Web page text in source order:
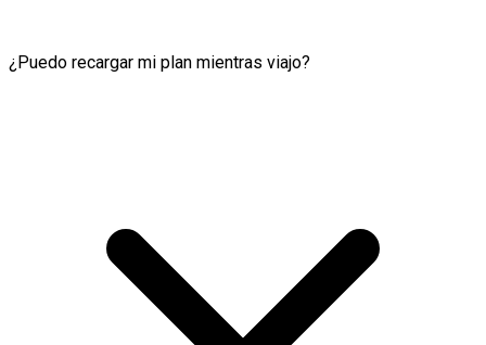
¿Puedo recargar mi plan mientras viajo?